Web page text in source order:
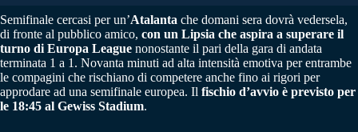
Semifinale cercasi per un’Atalanta che domani sera dovrà vedersela,
di fronte al pubblico amico, con un Lipsia che aspira a superare il
turno di Europa League nonostante il pari della gara di andata
terminata 1 a 1. Novanta minuti ad alta intensità emotiva per entrambe
le compagini che rischiano di competere anche fino ai rigori per
approdare ad una semifinale europea. Il fischio d’avvio è previsto per
le 18:45 al Gewiss Stadium.